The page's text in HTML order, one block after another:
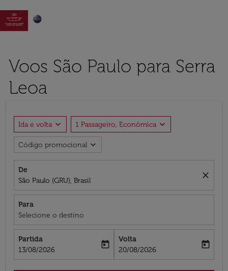

Voos São Paulo para Serra
Leoa
Ida e volta expand_more 1 Passageiro, Econômica expand_more
Código promocional expand_more
De
São Paulo (GRU), Brasil
close
Para
Selecione o destino
Partida
fc-booking-departure-date-aria-label
13/08/2026
today
Volta
fc-booking-return-date-aria-label
20/08/2026
today